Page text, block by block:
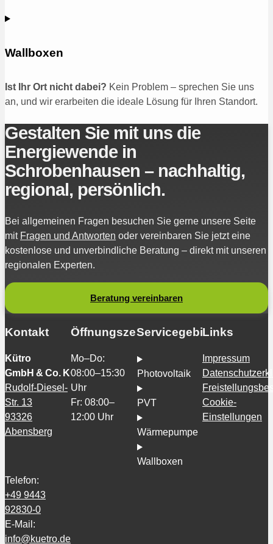
Wallboxen
Ist Ihr Ort nicht dabei? Kein Problem – sprechen Sie uns
an, und wir erarbeiten die ideale Lösung für Ihren Standort.
Gestalten Sie mit uns die
Energiewende in
Schrobenhausen – nachhaltig,
regional, persönlich.
Bei allgemeinen Fragen besuchen Sie gerne unsere Seite
mit Fragen und Antworten oder vereinbaren Sie jetzt eine
kostenlose und unverbindliche Beratung – direkt mit unseren
regionalen Experten.
Beratung vereinbaren
Kontakt
Kütro
GmbH & Co. KG
Rudolf-Diesel-
Str. 13
93326
Abensberg
Telefon:
+49 9443
92830-0
E-Mail:
info@kuetro.de
Öffnungszeiten
Mo–Do:
08:00–15:30
Uhr
Fr: 08:00–
12:00 Uhr
Servicegebiete
Photovoltaik
PVT
Wärmepumpe
Wallboxen
Links
Impressum
Cookie-
Einstellungen